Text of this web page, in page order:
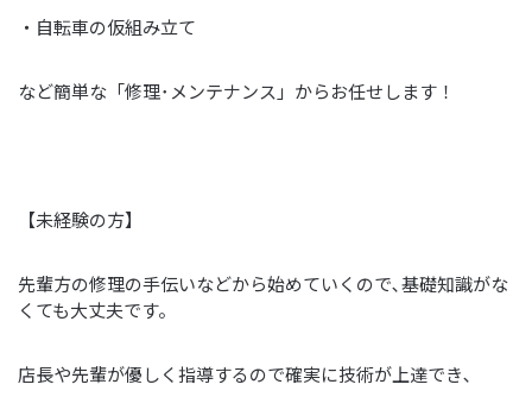
・自転車の仮組み立て
など簡単な「修理･メンテナンス」からお任せします！
【未経験の方】
先輩方の修理の手伝いなどから始めていくので､基礎知識がな
くても大丈夫です。
店長や先輩が優しく指導するので確実に技術が上達でき､